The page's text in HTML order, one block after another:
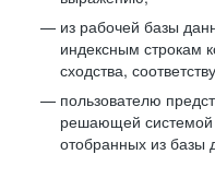
из рабочей базы
индексным строкам
сходства,
пользователю
решающей системой
отобранных из базы